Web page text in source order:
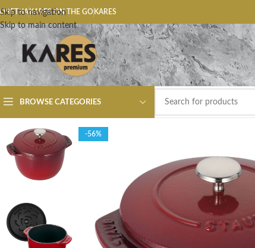
Skip to navigation
Skip to main content
KARES ON THE GO KARES
BROWSE CATEGORIES
-56%